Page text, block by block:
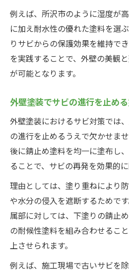
例えば、所沢市のように湿度が
に加え耐水性の優れた塗料を選
りサビからの保護効果を維持で
を実践することで、外壁の美観
が可能となります。
外壁塗装でサビの進行を止め
外壁塗装におけるサビ対策では
の進行を止めるうえで欠かせま
後に錆止め塗料を均一に塗布し
ることで、サビの再発を効果的に
理由としては、塗り重ねにより
や水分の侵入を遮断するためで
属部に対しては、下塗りの錆止
の耐候性塗料を組み合わせるこ
上させられます。
例えば、施工現場で古いサビを